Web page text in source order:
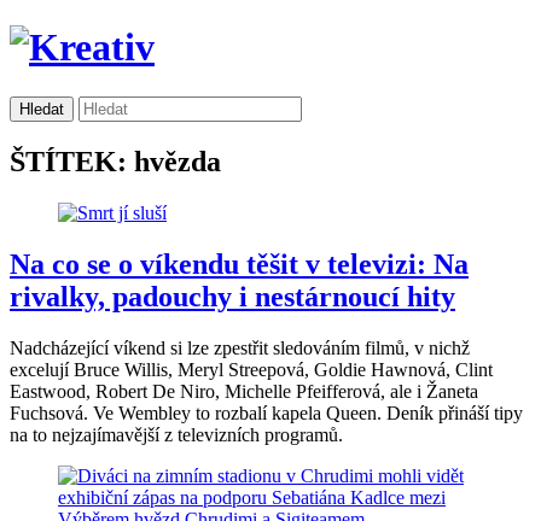
ŠTÍTEK: hvězda
Na co se o víkendu těšit v televizi: Na
rivalky, padouchy i nestárnoucí hity
Nadcházející víkend si lze zpestřit sledováním filmů, v nichž
excelují Bruce Willis, Meryl Streepová, Goldie Hawnová, Clint
Eastwood, Robert De Niro, Michelle Pfeifferová, ale i Žaneta
Fuchsová. Ve Wembley to rozbalí kapela Queen. Deník přináší tipy
na to nejzajímavější z televizních programů.